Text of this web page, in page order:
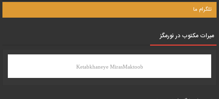
تلگرام ما
میرات مکتوب در نورمگز
Ketabkhaneye MirasMaktoob